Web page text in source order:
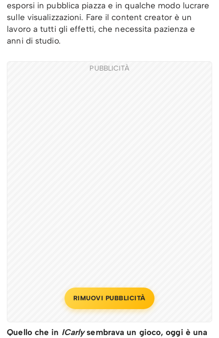
esporsi in pubblica piazza e in qualche modo lucrare
sulle visualizzazioni. Fare il content creator è un
lavoro a tutti gli effetti, che necessita pazienza e
anni di studio.
PUBBLICITÀ
RIMUOVI PUBBLICITÀ
Quello che in ICarlysembrava un gioco, oggi è una